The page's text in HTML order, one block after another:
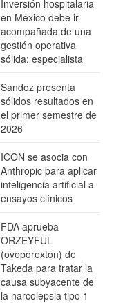
Inversión hospitalaria
en México debe ir
acompañada de una
gestión operativa
sólida: especialista
Sandoz presenta
sólidos resultados en
el primer semestre de
2026
ICON se asocia con
Anthropic para aplicar
inteligencia artificial a
ensayos clínicos
FDA aprueba
ORZEYFUL
(oveporexton) de
Takeda para tratar la
causa subyacente de
la narcolepsia tipo 1